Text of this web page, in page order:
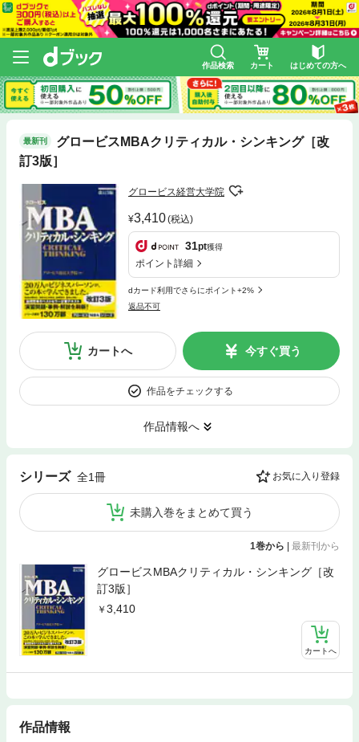
作品検索 カート はじめての方へ
最新刊
グロービスMBAクリティカル・シンキング［改
訂3版］
グロービス経営大学院
3,410(税込)
31pt獲得
ポイント詳細
dカード利用でさらにポイント+2%
返品不可
カートへ 今すぐ買う
作品をチェックする
作品情報へ
シリーズ 全1冊 お気に入り登録
未購入巻をまとめて買う
1巻から 最新刊から
グロービスMBAクリティカル・シンキング［改
訂3版］
3,410
カートへ
作品情報